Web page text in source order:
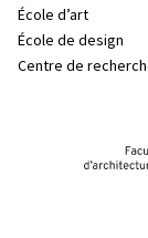
École d’art
École de design
Centre de